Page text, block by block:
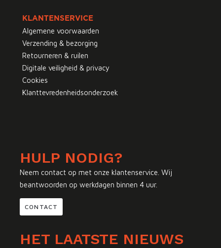
KLANTENSERVICE
Algemene voorwaarden
Verzending & bezorging
Retourneren & ruilen
Digitale veiligheid & privacy
Cookies
Klanttevredenheidsonderzoek
HULP NODIG?
Neem contact op met onze klantenservice. Wij
beantwoorden op werkdagen binnen 4 uur.
CONTACT
HET LAATSTE NIEUWS